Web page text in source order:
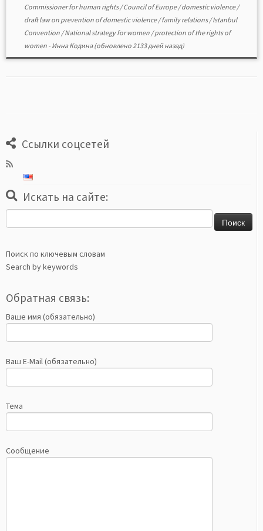
Commissioner for human rights/Council of Europe/domestic violence/
draft law on prevention of domestic violence/family relations/Istanbul
Convention /National strategy for women /protection of the rights of
women - Инна Кодина(обновлено 2133 дней назад)
Ссылки соцсетей
Искать на сайте:
Поиск по ключевым словам
Search by keywords
Обратная связь:
Ваше имя (обязательно)
Ваш E-Mail (обязательно)
Тема
Сообщение